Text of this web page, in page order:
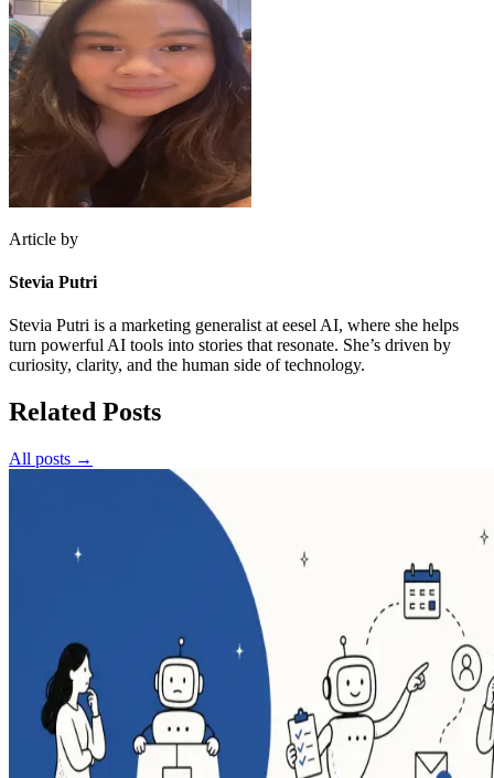
Article by
Stevia Putri
Stevia Putri is a marketing generalist at eesel AI, where she helps
turn powerful AI tools into stories that resonate. She’s driven by
curiosity, clarity, and the human side of technology.
Related Posts
All posts →